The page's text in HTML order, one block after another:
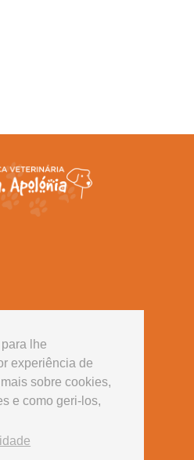
lhe
experiência de
sobre cookies,
e como geri-los,